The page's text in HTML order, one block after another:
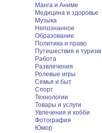
Манга и Аниме
Медицина и здоровье
Музыка
Непознанное
Образование
Политика и право
Путешествия и туризм
Работа
Развлечения
Ролевые игры
Семья и быт
Спорт
Технологии
Товары и услуги
Увлечения и хобби
Фотография
Юмор